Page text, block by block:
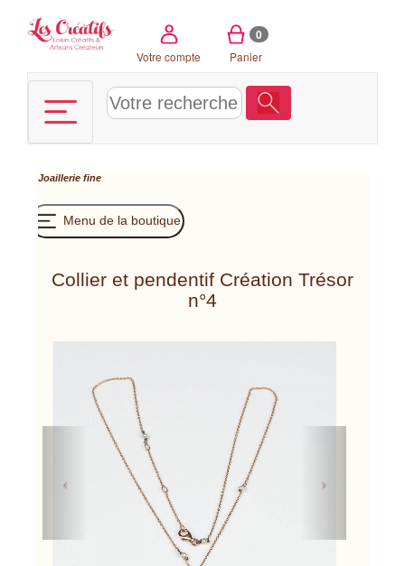
Votre compte
0
Panier
Joaillerie fine
Menu de la boutique
Collier et pendentif Création Trésor
n°4
Previous